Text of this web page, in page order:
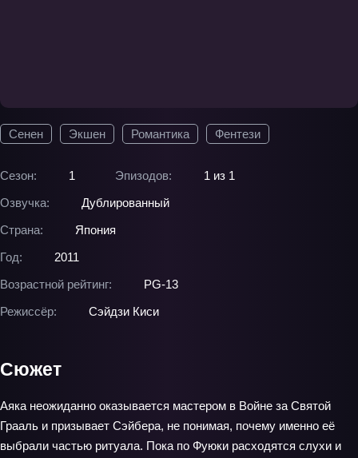
Сенен Экшен Романтика Фентези
Сезон: 1 Эпизодов:
1 из 1
Озвучка:
Дублированный
Страна:
Япония
Год:
2011
Возрастной рейтинг:
PG-13
Режиссёр:
Сэйдзи Киси
Сюжет
Аяка неожиданно оказывается мастером в Войне за Святой
Грааль и призывает Сэйбера, не понимая, почему именно её
выбрали частью ритуала. Пока по Фуюки расходятся слухи и